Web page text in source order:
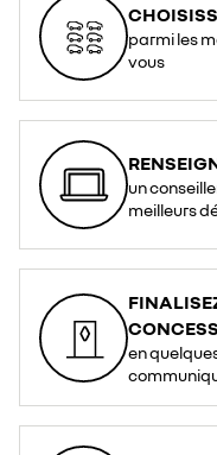
parmi les
vous
un
meilleurs
en